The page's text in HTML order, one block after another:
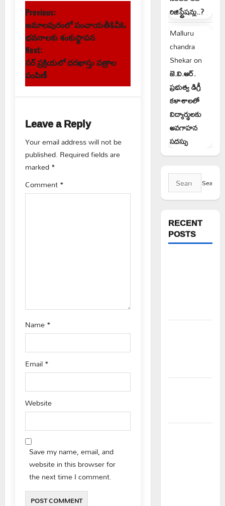
P
o
s
t
a
v
i
g
Previous:
జమాలపురంలో పంచాయతీ&వీఓ
భవనాలకు శంకుస్థాపన
Next:
సర్ ప్రక్రియలో దరఖాస్తు పత్రాల
పంపిణీ
Leave a Reply
Your email address will not be
published. Required fields are
marked*
Comment*
Name*
Email*
Website
Save my name, email, and
website in this browser for
the next time I comment.
రిజిస్ట్రేషన్లు..?
Malluru
chandra
Shekaron
జె.వి.ఆర్.
ప్రభుత్వ డిగ్రీ
కళాశాలలో
విద్యార్థులకు
అవగాహన
సదస్సు
Search
for:
RECENT
POSTS